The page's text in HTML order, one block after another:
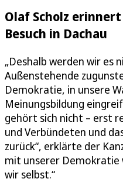
Olaf Scholz erinnert
Besuch in Dachau
„Deshalb werden wir es
Außenstehende
Demokratie, in unsere
Meinungsbildung
gehört sich nicht – erst
und Verbündeten und
zurück“, erklärte der
mit unserer Demokratie
wir selbst.“